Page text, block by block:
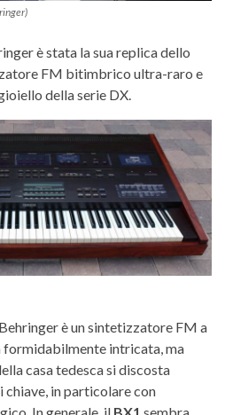
è stata la sua replica dello
FM bitimbrico ultra-raro e
della serie DX.
è un sintetizzatore FM a
formidabilmente intricata, ma
casa tedesca si discosta
chiave, in particolare con
In generale, il BX1 sembra